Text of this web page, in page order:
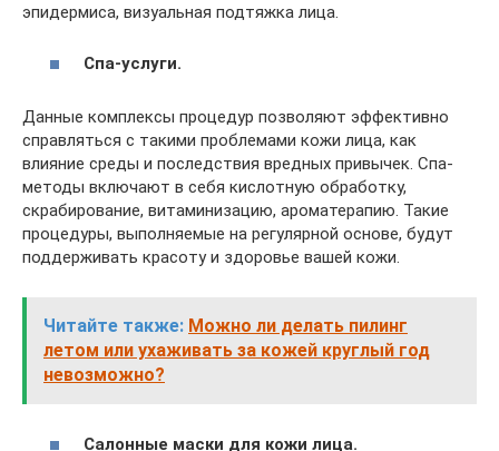
эпидермиса, визуальная подтяжка лица.
Спа-услуги.
Данные комплексы процедур позволяют эффективно
справляться с такими проблемами кожи лица, как
влияние среды и последствия вредных привычек. Спа-
методы включают в себя кислотную обработку,
скрабирование, витаминизацию, ароматерапию. Такие
процедуры, выполняемые на регулярной основе, будут
поддерживать красоту и здоровье вашей кожи.
Читайте также: Можно ли делать пилинг
летом или ухаживать за кожей круглый год
невозможно?
Салонные маски для кожи лица.